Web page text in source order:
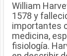
William
1578 y
importantes
medicina,
fisiología.